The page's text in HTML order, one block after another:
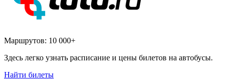
Маршрутов: 10 000+
Здесь легко узнать расписание и цены билетов на автобусы.
Найти билеты